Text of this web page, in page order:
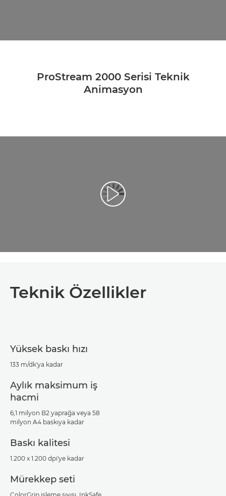
ProStream 2000 Serisi Teknik
Animasyon
Video Oynatma
Teknik Özellikler
Yüksek baskı hızı
133 m/dk'ya kadar
Aylık maksimum iş
hacmi
6,1 milyon B2 yaprağa veya 58
milyon A4 baskıya kadar
Baskı kalitesi
1.200 x 1.200 dpi'ye kadar
Mürekkep seti